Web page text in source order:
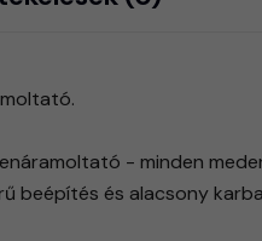
- minden
beépítés és alacsony